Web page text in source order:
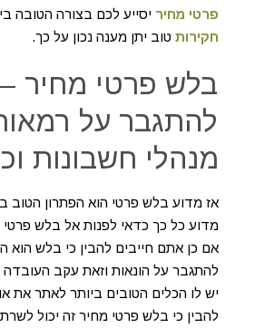
פרטי מחיר יסייע לכם בצורה הטובה
חקירות טוב יתן מענה נכון על כך.
בלש פרטי מחיר
להתגבר על
מנהלי חשבונות
אז מדוע בלש פרטי הוא הפתרון הטוב
מדוע כל כך כדאי לפנות אל בלש פרטי
אם כן אתם חייבים להבין כי בלש הוא
להתגבר על הונאות וזאת עקב העובדה
יש לו הכלים הטובים ביותר לאתר את
להבין כי בלש פרטי מחיר זה יכול